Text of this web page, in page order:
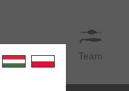
Team